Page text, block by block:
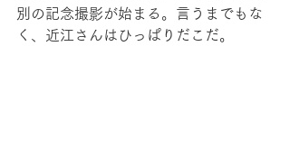
別の記念撮影が始まる。言うまでもな
く、近江さんはひっぱりだこだ。